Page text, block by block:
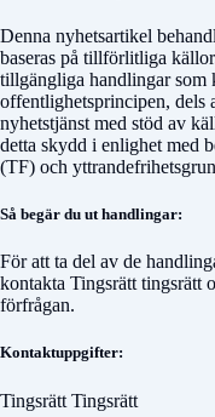
Denna nyhetsartikel
baseras på tillförlitliga
tillgängliga handlingar som
offentlighetsprincipen, dels
nyhetstjänst med stöd av
detta skydd i enlighet med
(TF) och
Så begär du ut handlingar:
För att ta del av de
kontakta Tingsrätt tingsrätt
förfrågan.
Kontaktuppgifter:
Tingsrätt Tingsrätt